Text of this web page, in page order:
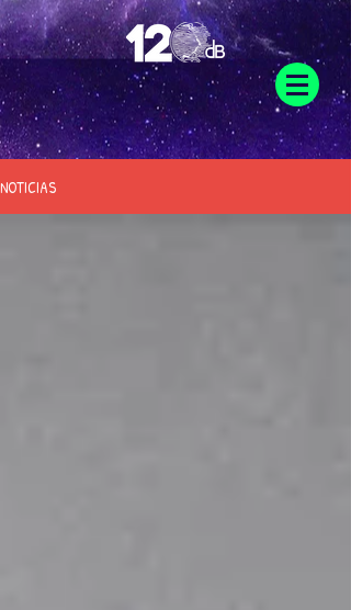
NOTICIAS